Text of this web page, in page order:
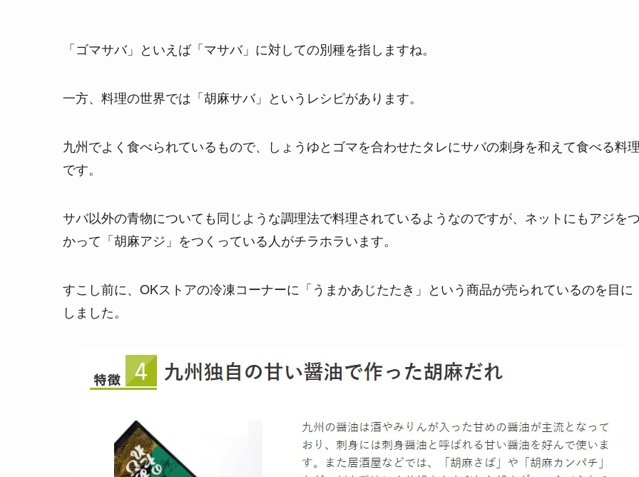
「ゴマサバ」といえば「マサバ」に対しての別種を指しますね。
一方、料理の世界では「胡麻サバ」というレシピがあります。
九州でよく食べられているもので、しょうゆとゴマを合わせたタレにサバの刺身を和えて食べる料
です。
サバ以外の青物についても同じような調理法で料理されているようなのですが、ネットにもアジを
かって「胡麻アジ」をつくっている人がチラホラいます。
すこし前に、OKストアの冷凍コーナーに「うまかあじたたき」という商品が売られているのを目に
しました。